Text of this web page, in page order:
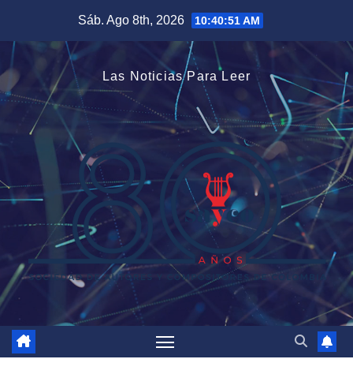
contenido
Sáb. Ago 8th, 2026 10:40:52 AM
Las Noticias Para Leer